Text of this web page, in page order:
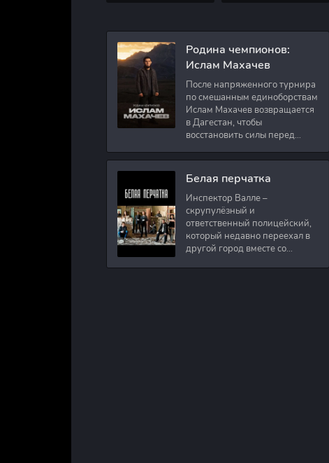
Родина чемпионов:
Ислам Махачев
После напряженного турнира
по смешанным единоборствам
Ислам Махачев возвращается
в Дагестан, чтобы
восстановить силы перед
Вместе с ним приезжают
оператор и интервьюер,
Белая перчатка
Инспектор Валле –
скрупулёзный и
ответственный полицейский,
который недавно переехал в
другой город вместе со